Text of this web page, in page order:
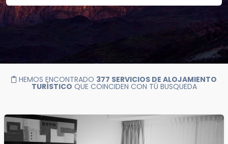
HEMOS ENCONTRADO 377 SERVICIOS DE ALOJAMIENTO
TURÍSTICO QUE COINCIDEN CON TÚ BUSQUEDA